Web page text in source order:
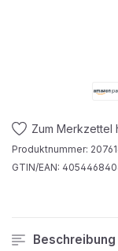
Zum Merkzettel
Produktnummer:
GTIN/EAN:
Beschreibung